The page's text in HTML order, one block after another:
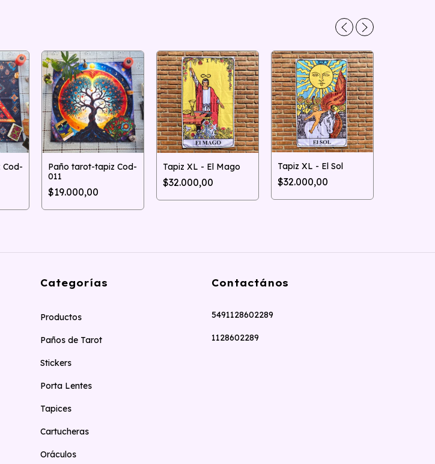
Cod-
Paño tarot-tapiz Cod-
011
$19.000,00
Tapiz XL - El Mago
$32.000,00
Tapiz XL - El Sol
$32.000,00
Categorías
Productos
Paños de Tarot
Stickers
Porta Lentes
Tapices
Cartucheras
Oráculos
Contactános
5491128602289
1128602289